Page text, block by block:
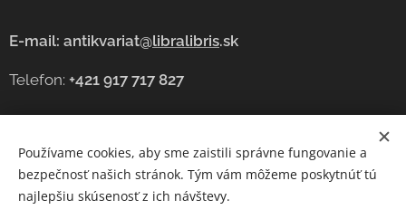
E-mail: antikvariat@libralibris.sk
Telefon: +421 917 717 827
Cookies
Jazyky
Používame cookies, aby sme zaistili správne fungovanie a
bezpečnosť našich stránok. Tým vám môžeme poskytnúť tú
najlepšiu skúsenosť z ich návštevy.